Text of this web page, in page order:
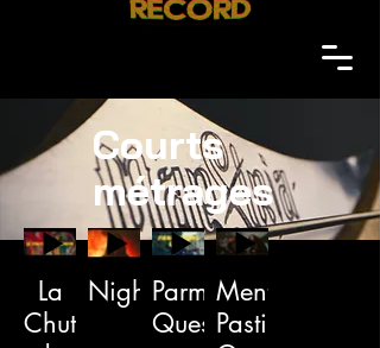
Courts
métrages
La
Chute
Nightstalkers
Parmigiano
Quest
Menthe
Pastille